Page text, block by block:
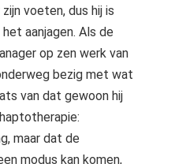
voeten, dus hij is
aanjagen. Als de
op zen werk van
bezig met wat
van dat gewoon hij
maar dat de
modus kan komen,